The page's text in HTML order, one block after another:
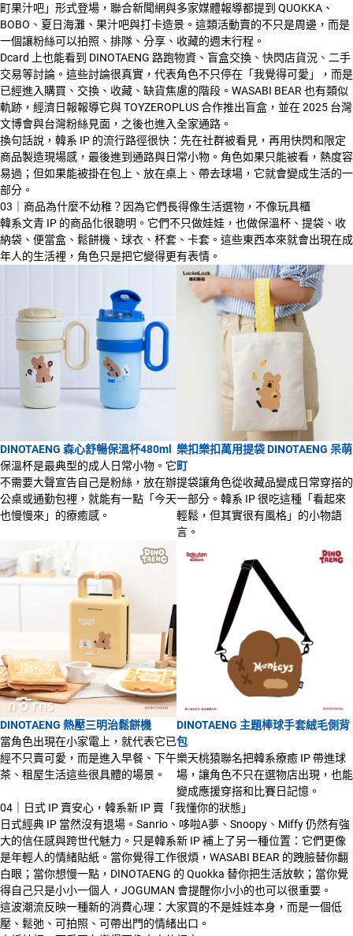
町果汁吧」形式登場，聯合新聞網與多家媒體報導都提到 QUOKKA、
BOBO、夏日海灘、果汁吧與打卡造景。這類活動賣的不只是周邊，而是
一個讓粉絲可以拍照、排隊、分享、收藏的週末行程。
Dcard 上也能看到 DINOTAENG 路跑物資、盲盒交換、快閃店貨況、二手
交易等討論。這些討論很真實，代表角色不只停在「我覺得可愛」，而是
已經進入購買、交換、收藏、缺貨焦慮的階段。WASABI BEAR 也有類似
軌跡，經濟日報報導它與 TOYZEROPLUS 合作推出盲盒，並在 2025 台灣
文博會與台灣粉絲見面，之後也進入全家通路。
換句話說，韓系 IP 的流行路徑很快：先在社群被看見，再用快閃和限定
商品製造現場感，最後進到通路與日常小物。角色如果只能被看，熱度容
易過；但如果能被掛在包上、放在桌上、帶去球場，它就會變成生活的一
部分。
03｜商品為什麼不幼稚？因為它們長得像生活選物，不像玩具櫃
韓系文青 IP 的商品化很聰明。它們不只做娃娃，也做保溫杯、提袋、收
納袋、便當盒、鬆餅機、球衣、杯套、卡套。這些東西本來就會出現在成
年人的生活裡，角色只是把它變得更有表情。
DINOTAENG 森心舒暢保溫杯480ml
保溫杯是最典型的成人日常小物。它
不需要大聲宣告自己是粉絲，放在辦
公桌或通勤包裡，就能有一點「今天
也慢慢來」的療癒感。
樂扣樂扣萬用提袋 DINOTAENG 呆萌
町
提袋讓角色從收藏品變成日常穿搭的
一部分。韓系 IP 很吃這種「看起來
輕鬆，但其實很有風格」的小物語
言。
DINOTAENG 熱壓三明治鬆餅機
當角色出現在小家電上，就代表它已
經不只賣可愛，而是進入早餐、下午
茶、租屋生活這些很具體的場景。
DINOTAENG 主題棒球手套絨毛側背
包
樂天桃猿聯名把韓系療癒 IP 帶進球
場，讓角色不只在選物店出現，也能
變成應援穿搭和比賽日記憶。
04｜日式 IP 賣安心，韓系新 IP 賣「我懂你的狀態」
日式經典 IP 當然沒有退場。Sanrio、哆啦A夢、Snoopy、Miffy 仍然有強
大的信任感與跨世代魅力。只是韓系新 IP 補上了另一種位置：它們更像
是年輕人的情緒貼紙。當你覺得工作很煩，WASABI BEAR 的跩臉替你翻
白眼；當你想慢一點，DINOTAENG 的 Quokka 替你把生活放軟；當你覺
得自己只是小小一個人，JOGUMAN 會提醒你小小的也可以很重要。
這波潮流反映一種新的消費心理：大家買的不是娃娃本身，而是一個低
壓、鬆弛、可拍照、可帶出門的情緒出口。